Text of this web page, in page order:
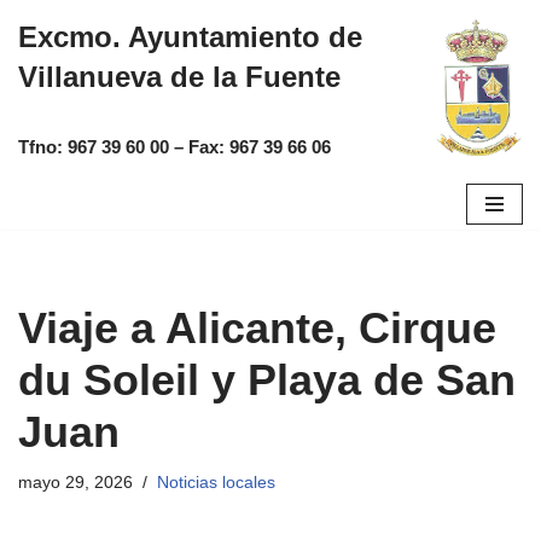
Saltar
al
Excmo. Ayuntamiento de
Villanueva de la Fuente
Tfno: 967 39 60 00 – Fax: 967 39 66 06
Viaje a Alicante, Cirque
du Soleil y Playa de San
Juan
mayo 29, 2026 Noticias locales